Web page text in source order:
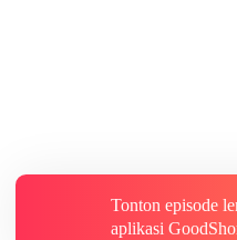
Tonton episode
aplikasi